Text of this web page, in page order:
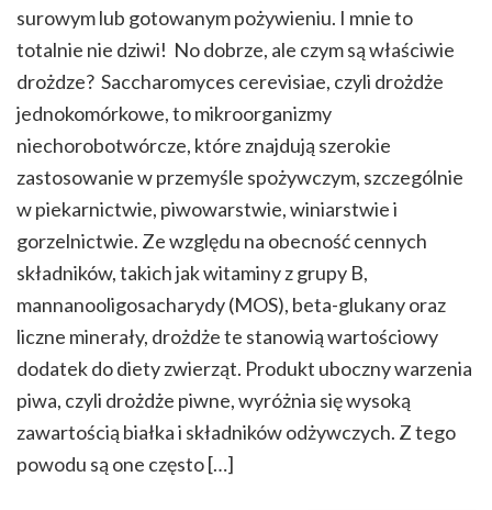
surowym lub gotowanym pożywieniu. I mnie to
totalnie nie dziwi! No dobrze, ale czym są właściwie
drożdze? Saccharomyces cerevisiae, czyli drożdże
jednokomórkowe, to mikroorganizmy
niechorobotwórcze, które znajdują szerokie
zastosowanie w przemyśle spożywczym, szczególnie
w piekarnictwie, piwowarstwie, winiarstwie i
gorzelnictwie. Ze względu na obecność cennych
składników, takich jak witaminy z grupy B,
mannanooligosacharydy (MOS), beta-glukany oraz
liczne minerały, drożdże te stanowią wartościowy
dodatek do diety zwierząt. Produkt uboczny warzenia
piwa, czyli drożdże piwne, wyróżnia się wysoką
zawartością białka i składników odżywczych. Z tego
powodu są one często […]